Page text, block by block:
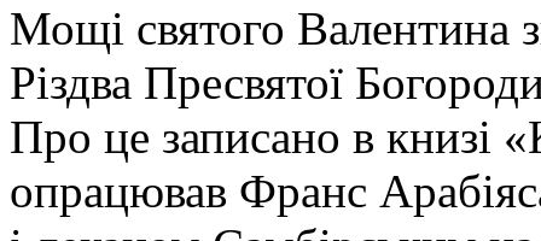
Мощі святого Валентина
Різдва Пресвятої
Про це записано в книзі
опрацював Франс